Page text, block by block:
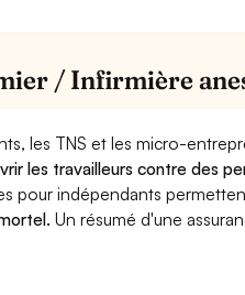
/ Infirmière
les TNS et les micro-
les travailleurs contre des
pour indépendants
Un résumé d'une